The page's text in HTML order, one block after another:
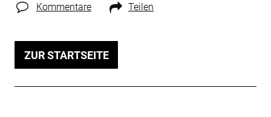
Kommentare Teilen
ZUR STARTSEITE